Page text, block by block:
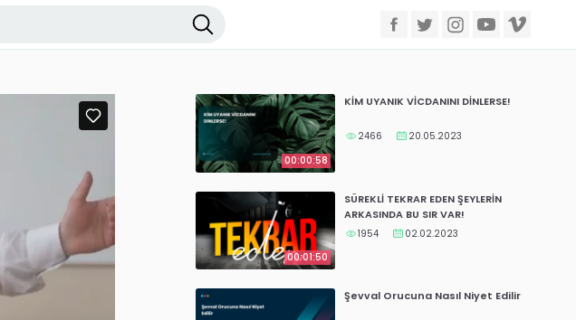
00:00:58
KİM UYANIK VİCDANINI DİNLERSE!
2466 20.05.2023
00:01:50
SÜREKLİ TEKRAR EDEN ŞEYLERİN
ARKASINDA BU SIR VAR!
1954 02.02.2023
Şevval Orucuna Nasıl Niyet Edilir